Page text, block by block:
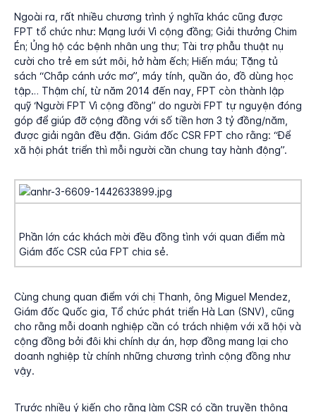
Ngoài ra, rất nhiều chương trình ý nghĩa khác cũng được
FPT tổ chức như: Mạng lưới Vì cộng đồng; Giải thưởng Chim
Én; Ủng hộ các bệnh nhân ung thư; Tài trợ phẫu thuật nụ
cười cho trẻ em sứt môi, hở hàm ếch; Hiến máu; Tặng tủ
sách “Chắp cánh ước mơ”, máy tính, quần áo, đồ dùng học
tập… Thậm chí, từ năm 2014 đến nay, FPT còn thành lập
quỹ ‘Người FPT Vì cộng đồng” do người FPT tự nguyện đóng
góp để giúp đỡ cộng đồng với số tiền hơn 3 tỷ đồng/năm,
được giải ngân đều đặn. Giám đốc CSR FPT cho rằng: “Để
xã hội phát triển thì mỗi người cần chung tay hành động”.
Phần lớn các khách mời đều đồng tình với quan điểm mà
Giám đốc CSR của FPT chia sẻ.
Cùng chung quan điểm với chị Thanh, ông Miguel Mendez,
Giám đốc Quốc gia, Tổ chức phát triển Hà Lan (SNV), cũng
cho rằng mỗi doanh nghiệp cần có trách nhiệm với xã hội và
cộng đồng bởi đôi khi chính dự án, hợp đồng mang lại cho
doanh nghiệp từ chính những chương trình cộng đồng như
vậy.
Trước nhiều ý kiến cho rằng làm CSR có cần truyền thông